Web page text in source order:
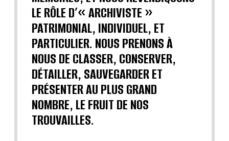
LE RÔLE D’« ARCHIVISTE »
PATRIMONIAL, INDIVIDUEL, ET
PARTICULIER. NOUS PRENONS À
NOUS DE CLASSER, CONSERVER,
DÉTAILLER, SAUVEGARDER ET
PRÉSENTER AU PLUS GRAND
NOMBRE, LE FRUIT DE NOS
TROUVAILLES.